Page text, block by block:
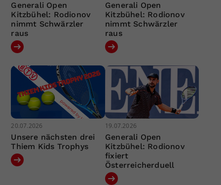
Generali Open
Kitzbühel: Rodionov
nimmt Schwärzler
raus
Generali Open
Kitzbühel: Rodionov
nimmt Schwärzler
raus
20.07.2026
Unsere nächsten drei
Thiem Kids Trophys
19.07.2026
Generali Open
Kitzbühel: Rodionov
fixiert
Österreicherduell